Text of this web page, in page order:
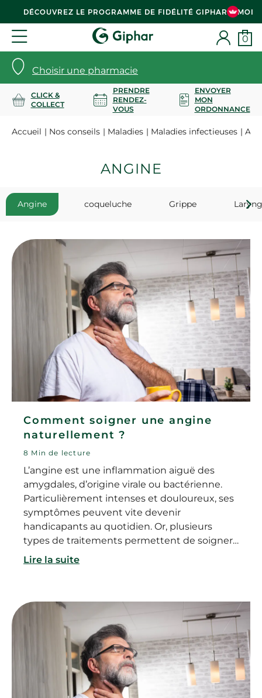
DÉCOUVREZ LE PROGRAMME DE FIDÉLITÉ GIPHAR & MOI
Choisir une pharmacie
0
CLICK &
COLLECT
PRENDRE
RENDEZ-
VOUS
ENVOYER
MON
ORDONNANCE
Accueil Nos conseils Maladies Maladies infectieuses
ANGINE
Angine coqueluche Grippe
Comment soigner une angine
naturellement ?
8 Min de lecture
L’angine est une inflammation aiguë des
amygdales, d’origine virale ou bactérienne.
Particulièrement intenses et douloureux, ses
symptômes peuvent vite devenir
handicapants au quotidien. Or, plusieurs
types de traitements permettent de soigner
l’angine et de soulager les douleurs
Lire la suite